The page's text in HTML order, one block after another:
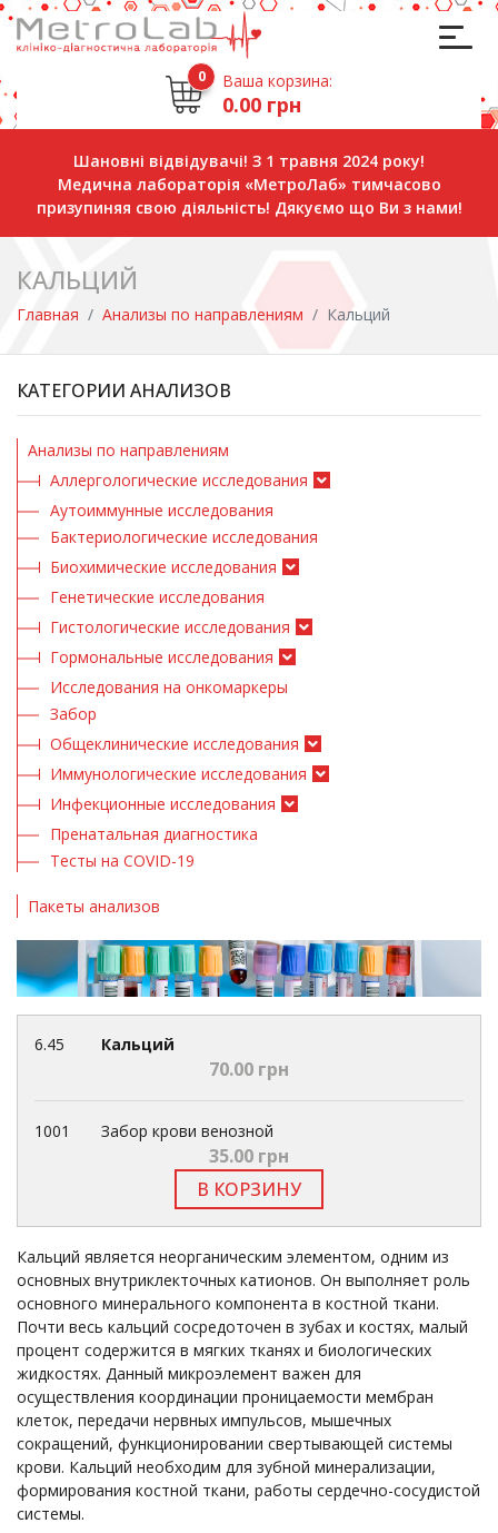
0 Ваша корзина:
0.00 грн
Шановні відвідувачі! З 1 травня 2024 року!
Медична лабораторія «МетроЛаб» тимчасово
призупиняя свою діяльність! Дякуємо що Ви з нами!
КАЛЬЦИЙ
Главная Анализы по направлениям Кальций
КАТЕГОРИИ АНАЛИЗОВ
Анализы по направлениям
Аллергологические исследования
Аутоиммунные исследования
Бактериологические исследования
Биохимические исследования
Генетические исследования
Гистологические исследования
Гормональные исследования
Исследования на онкомаркеры
Забор
Общеклинические исследования
Иммунологические исследования
Инфекционные исследования
Пренатальная диагностика
Тесты на COVID-19
Пакеты анализов
6.45 Кальций
70.00 грн
1001 Забор крови венозной
35.00 грн
В КОРЗИНУ
Кальций является неорганическим элементом, одним из
основных внутриклекточных катионов. Он выполняет роль
основного минерального компонента в костной ткани.
Почти весь кальций сосредоточен в зубах и костях, малый
процент содержится в мягких тканях и биологических
жидкостях. Данный микроэлемент важен для
осуществления координации проницаемости мембран
клеток, передачи нервных импульсов, мышечных
сокращений, функционировании свертывающей системы
крови. Кальций необходим для зубной минерализации,
формирования костной ткани, работы сердечно-сосудистой
системы.